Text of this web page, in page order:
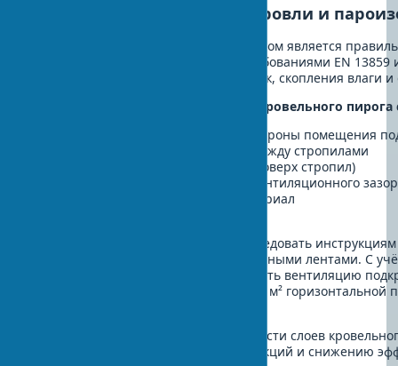
Укладка гидроизоляции кровли и
Следующим критически важным шагом является
гидроизоляции в соответствии с требованиями EN
важно для предотвращения протечек, скопления влаги
Правильная последовательность кровельного пирога
Пароизоляционная пленка (со стороны помещения
Теплоизоляционный материал между стропилами
Гидроизоляционная мембрана (поверх стропил)
Контробрешетка для создания вентиляционного
Обрешетка под кровельный материал
При установке необходимо строго следовать
герметичность всех стыков специальными лентами. С
здания важно правильно организовать вентиляцию
расходом воздуха не менее 1 л/с на 1 м² горизонтальной
Нарушение последовательности слоев
влаги, гниению деревянных конструкций и снижению